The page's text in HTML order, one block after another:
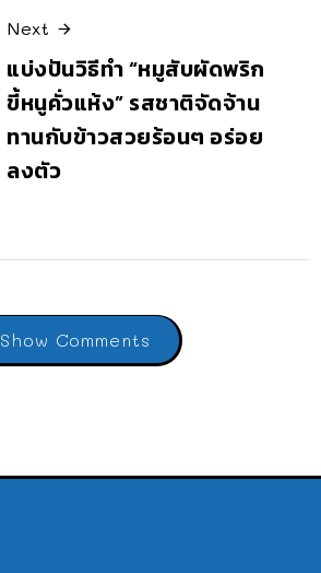
Next
แบ่งปันวิธีทำ “หมูสับผัดพริก
ขี้หนูคั่วแห้ง” รสชาติจัดจ้าน
ทานกับข้าวสวยร้อนๆ อร่อย
ลงตัว
Show Comments